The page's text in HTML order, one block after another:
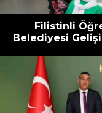
Filistinli
Belediyesi